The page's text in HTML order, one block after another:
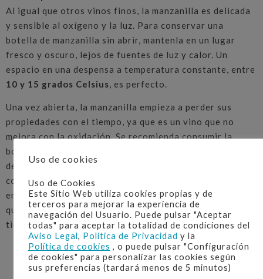
Al igual que otros vinos finos, la manzanilla es delicada
y sensible al oxígeno y la luz. Para conservar una
botella de manzanilla sin abrir, mantenla en un lugar
fresco y oscuro, lejos de fuentes de luz y calor. Un
espacio en una despensa a temperatura constante, entre
10 y 15 grados Celsius, es perfecto.
Una vez abierta, la manzanilla empieza a perder sus
propiedades con el tiempo, ya que es un vino que no
mejora con la oxidación. Se recomienda consumir la
botella abierta en un plazo de
de su frescura y carácter en su mejor punto. Si no la
consumes en el momento, guarda la botella bien cerrada
en la nevera para mantener su frescura, pero recuerda
que sus notas características pueden atenuarse con el
tiempo.
¿Se Puede Envejecer la Manzanilla? No,
Uso de cookies
Uso de Cookies
Este Sitio Web utiliza cookies propias y de
terceros para mejorar la experiencia de
navegación del Usuario. Puede pulsar "Aceptar
todas" para aceptar la totalidad de condiciones del
Aviso Legal, Política de Privacidad y la
Política de cookies , o puede pulsar "Configuración
de cookies" para personalizar las cookies según
sus preferencias (tardará menos de 5 minutos)